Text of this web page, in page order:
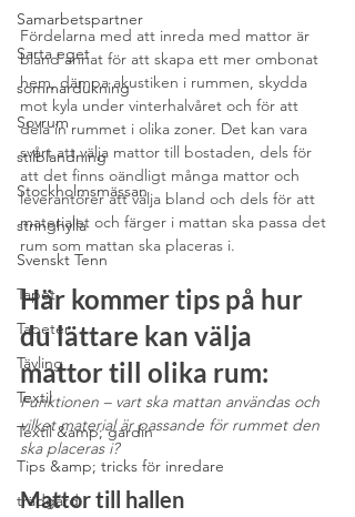
Samarbetspartner
Sarta eget
sommardukning
Sovrum
stilblandning
Stockholmsmässan
stringhylla
Svenskt Tenn
Tapet
Tapeter
Tävling
Textil
Textil &amp; gardin
Tips &amp; tricks för inredare
trädgård
Fördelarna med att inreda med mattor är
bland annat för att skapa ett mer ombonat
hem, dämpa akustiken i rummen, skydda
mot kyla under vinterhalvåret och för att
dela in rummet i olika zoner. Det kan vara
svårt att välja mattor till bostaden, dels för
att det finns oändligt många mattor och
leverantörer att välja bland och dels för att
materialet och färger i mattan ska passa det
rum som mattan ska placeras i.
Här kommer tips på hur
du lättare kan välja
mattor till olika rum:
Funktionen – vart ska mattan användas och
vilket material är passande för rummet den
ska placeras i?
Mattor till hallen